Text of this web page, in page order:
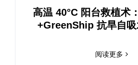
高温 40°C 阳台救植术
+GreenShip 抗旱自
阅读更多